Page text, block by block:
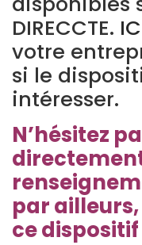
DIRECCTE.
votre
si le
intéresser.
N’hésitez
par
ce